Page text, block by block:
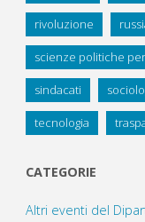
rivoluzione
scienze politiche
sindacati
tecnologia
CATEGORIE
Altri eventi del